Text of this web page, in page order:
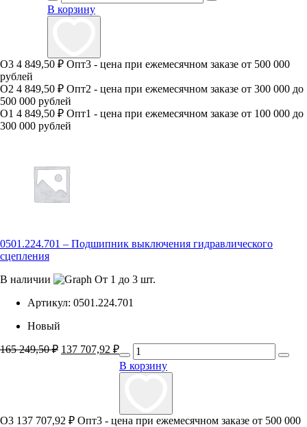
В корзину
О3 4 849,50 ₽ Опт3 - цена при ежемесячном заказе от 500 000
рублей
О2 4 849,50 ₽ Опт2 - цена при ежемесячном заказе от 300 000 до
500 000 рублей
О1 4 849,50 ₽ Опт1 - цена при ежемесячном заказе от 100 000 до
300 000 рублей
0501.224.701 – Подшипник выключения гидравлического
сцепления
В наличии
От 1 до 3 шт.
Артикул: 0501.224.701
Новый
165 249,50₽ Первоначальная
137 707,92 ₽ Текущая
цена:
137
В корзину
О3 137 707,92 ₽ Опт3 - цена при ежемесячном заказе от 500 000